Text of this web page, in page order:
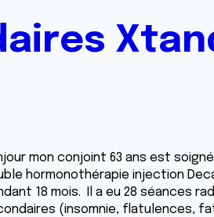
mon conjoint 63 ans est
hormonothérapie injection
18 mois. Il a eu 28 séances
(insomnie, flatulences,